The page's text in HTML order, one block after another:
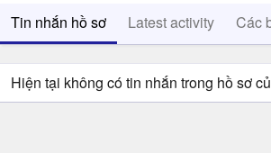
Tin nhắn hồ sơ Latest activity Các
Hiện tại không có tin nhắn trong hồ sơ